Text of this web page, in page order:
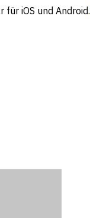
iOS und Android.